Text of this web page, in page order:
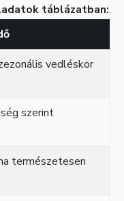
táblázatban:
vedléskor
szerint
természetesen